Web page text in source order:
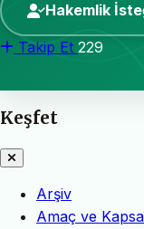
Hakemlik
Takip Et 229
Keşfet
Arşiv
Amaç ve